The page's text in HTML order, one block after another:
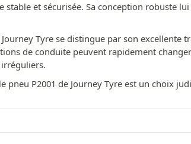
stable et sécurisée. Sa conception robuste
Journey Tyre se distingue par son
de conduite peuvent rapidement
pneu P2001 de Journey Tyre est un choix